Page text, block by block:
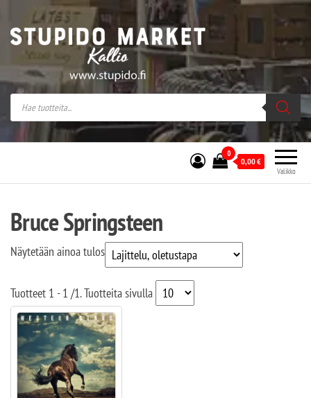
Stupido Market – verkossa ja kivijalassa
Stupido Market on vaihtoehtomusaan
erikoistunut verkko- sekä
kivijalkakauppa Helsingissä Kallion
sydämessä.
Valikko
0
0,00€
Bruce Springsteen
Näytetään ainoa tulos
Tuotteet 1 - 1 /1. Tuotteita sivulla